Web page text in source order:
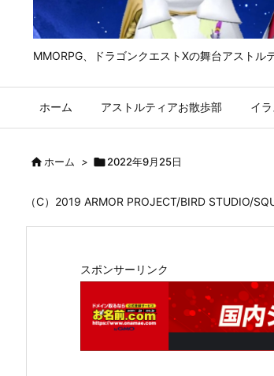
MMORPG、ドラゴンクエストⅩの舞台アストル
ホーム アストルティアお散歩部 イ
ホーム > 2022年9月25日
（C）2019 ARMOR PROJECT/BIRD STUDIO/
スポンサーリンク